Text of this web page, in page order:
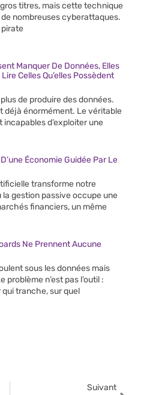
gros titres, mais cette technique
nombreuses cyberattaques.
pirate
Manquer De Données, Elles
Celles Qu’elles Possèdent
de produire des données.
déjà énormément. Le véritable
d’exploiter une
Économie Guidée Par Le
transforme notre
la gestion passive occupe une
financiers, un même
Ne Prennent Aucune
sous les données mais
n’est pas l’outil :
qui tranche, sur quel
Suivant